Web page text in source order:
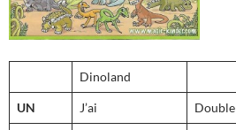
Dinoland
UN J’ai Double